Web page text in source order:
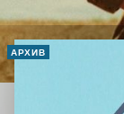
АРХИВ